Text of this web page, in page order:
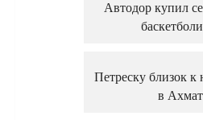
Автодор купил
Петреску близок к
в Ахмат